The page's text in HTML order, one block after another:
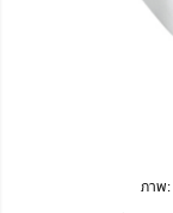
ภาพ: